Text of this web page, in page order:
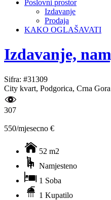
Poslovni prostor
Izdavanje
Prodaja
KAKO OGLAŠAVATI
Izdavanje,
Sifra: #31309
City kvart, Podgorica, Crna Gora
307
550/mjesecno €
52 m2
Namjesteno
1 Soba
1 Kupatilo